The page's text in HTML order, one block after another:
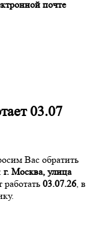
почте
03.07
Вас обратить
г. Москва, улица
работать 03.07.26, в